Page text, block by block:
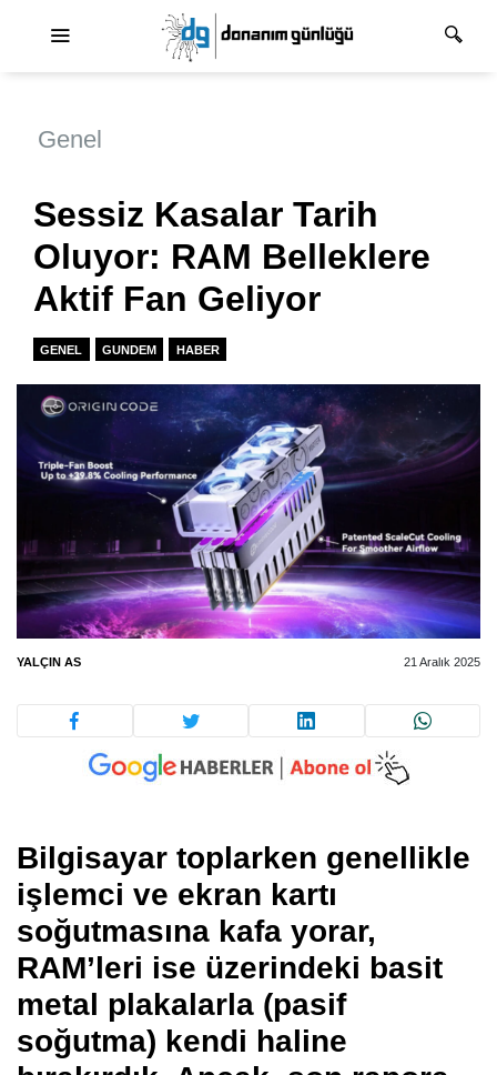
Genel
Sessiz Kasalar Tarih
Oluyor: RAM Belleklere
Aktif Fan Geliyor
GENEL GUNDEM HABER
YALÇIN AS 21 Aralık 2025
Bilgisayar toplarken genellikle
işlemci ve ekran kartı
soğutmasına kafa yorar,
RAM’leri ise üzerindeki basit
metal plakalarla (pasif
soğutma) kendi haline